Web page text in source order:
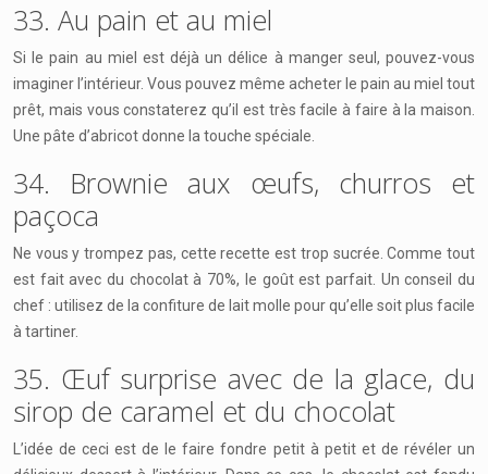
33. Au pain et au miel
Si le pain au miel est déjà un délice à manger seul, pouvez-vous
imaginer l’intérieur. Vous pouvez même acheter le pain au miel tout
prêt, mais vous constaterez qu’il est très facile à faire à la maison.
Une pâte d’abricot donne la touche spéciale.
34. Brownie aux œufs, churros et
paçoca
Ne vous y trompez pas, cette recette est trop sucrée. Comme tout
est fait avec du chocolat à 70%, le goût est parfait. Un conseil du
chef : utilisez de la confiture de lait molle pour qu’elle soit plus facile
à tartiner.
35. Œuf surprise avec de la glace, du
sirop de caramel et du chocolat
L’idée de ceci est de le faire fondre petit à petit et de révéler un